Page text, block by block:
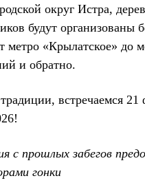
утеплителем
спальников
округ Истра,
будут организованы
метро «Крылатское» до
и обратно.
встречаемся 21
с прошлых забегов
гонки